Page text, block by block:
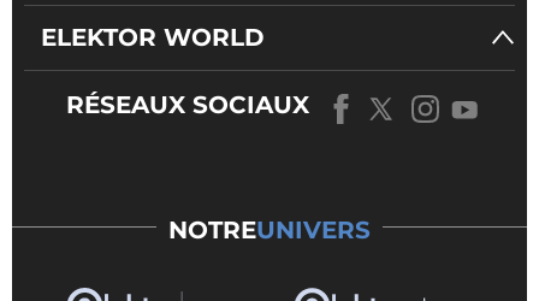
ELEKTOR WORLD
RÉSEAUX SOCIAUX
NOTREUNIVERS